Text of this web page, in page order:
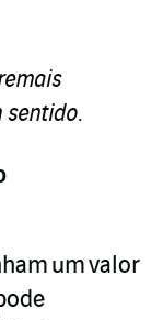
mais
sentido.
umvalor